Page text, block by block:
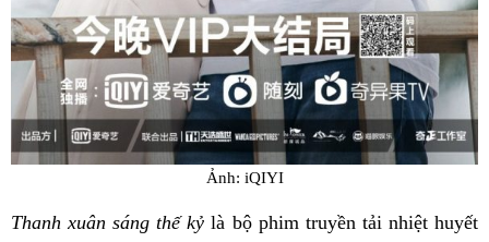
Ảnh: iQIYI
Thanh xuân sáng thế kỷ là bộ phim truyền tải nhiệt huyết